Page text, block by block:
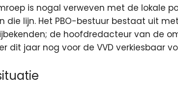
is nogal verweven met de lokale
die lijn. Het PBO-bestuur bestaat uit
de hoofdredacteur van de
dit jaar nog voor de VVD verkiesbaar